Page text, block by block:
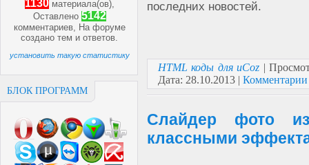
1130 материала(ов),
Оставлено 5142
комментариев, На форуме
созданотем иответов.
установить такую статистику
БЛОК ПРОГРАММ
последних новостей.
HTML коды для uCoz |
Дата: 28.10.2013 |
Слайдер фото
классными